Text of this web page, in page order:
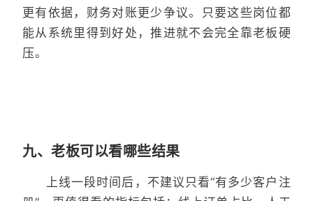
更有依据，财务对账更少争议。只要这些岗位都
能从系统里得到好处，推进就不会完全靠老板硬
压。
九、老板可以看哪些结果
上线一段时间后，不建议只看“有多少客户注